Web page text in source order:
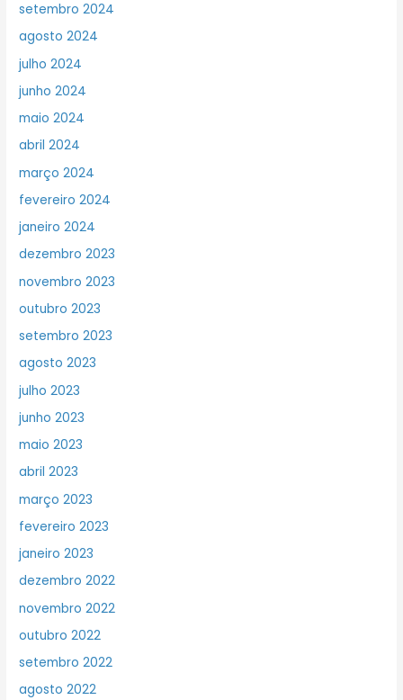
setembro 2024
agosto 2024
julho 2024
junho 2024
maio 2024
abril 2024
março 2024
fevereiro 2024
janeiro 2024
dezembro 2023
novembro 2023
outubro 2023
setembro 2023
agosto 2023
julho 2023
junho 2023
maio 2023
abril 2023
março 2023
fevereiro 2023
janeiro 2023
dezembro 2022
novembro 2022
outubro 2022
setembro 2022
agosto 2022